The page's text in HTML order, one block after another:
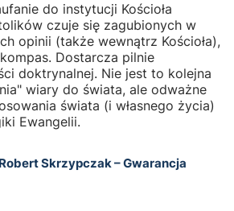
do instytucji Kościoła
czuje się zagubionych w
opinii (także wewnątrz Kościoła),
Dostarcza pilnie
doktrynalnej. Nie jest to kolejna
wiary do świata, ale odważne
świata (i własnego życia)
Ewangelii.
Skrzypczak – Gwarancja